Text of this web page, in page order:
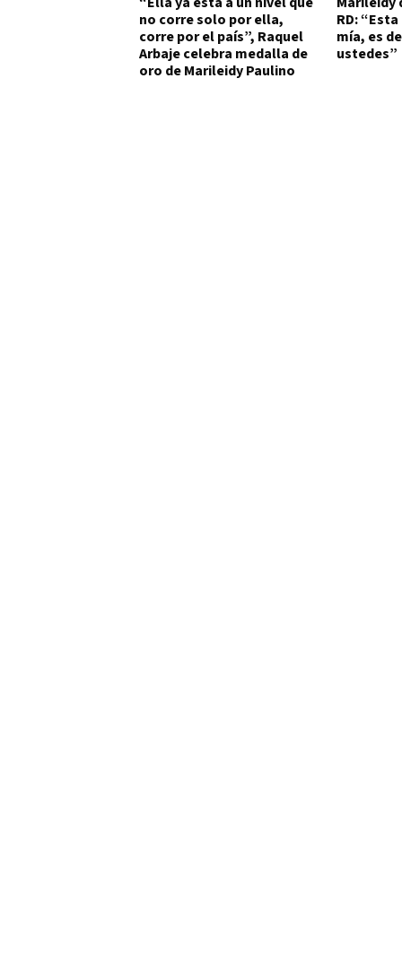
no corre solo por ella,
corre por el país”, Raquel
Arbaje celebra medalla de
oro de Marileidy Paulino
RD:
mía, es
ustedes”